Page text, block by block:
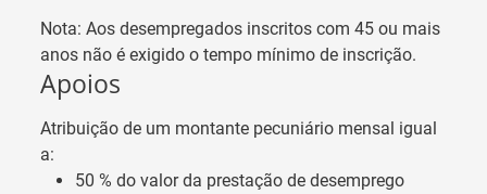
Nota: Aos desempregados inscritos com 45 ou mais
anos não é exigido o tempo mínimo de inscrição.
Apoios
Atribuição de um montante pecuniário mensal igual
a:
50 % do valor da prestação de desemprego